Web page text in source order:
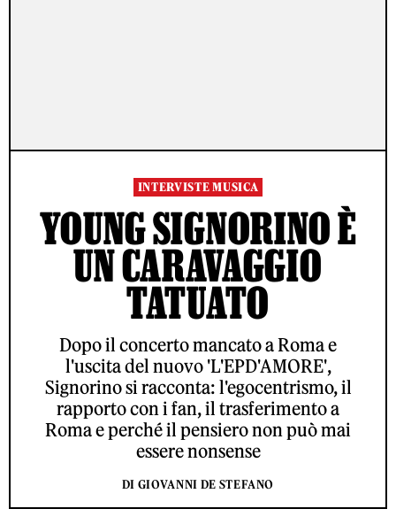
INTERVISTE MUSICA
YOUNG SIGNORINO È
UN CARAVAGGIO
TATUATO
Dopo il concerto mancato a Roma e
l'uscita del nuovo 'L'EPD'AMORE',
Signorino si racconta: l'egocentrismo, il
rapporto con i fan, il trasferimento a
Roma e perché il pensiero non può mai
essere nonsense
DI GIOVANNI DE STEFANO